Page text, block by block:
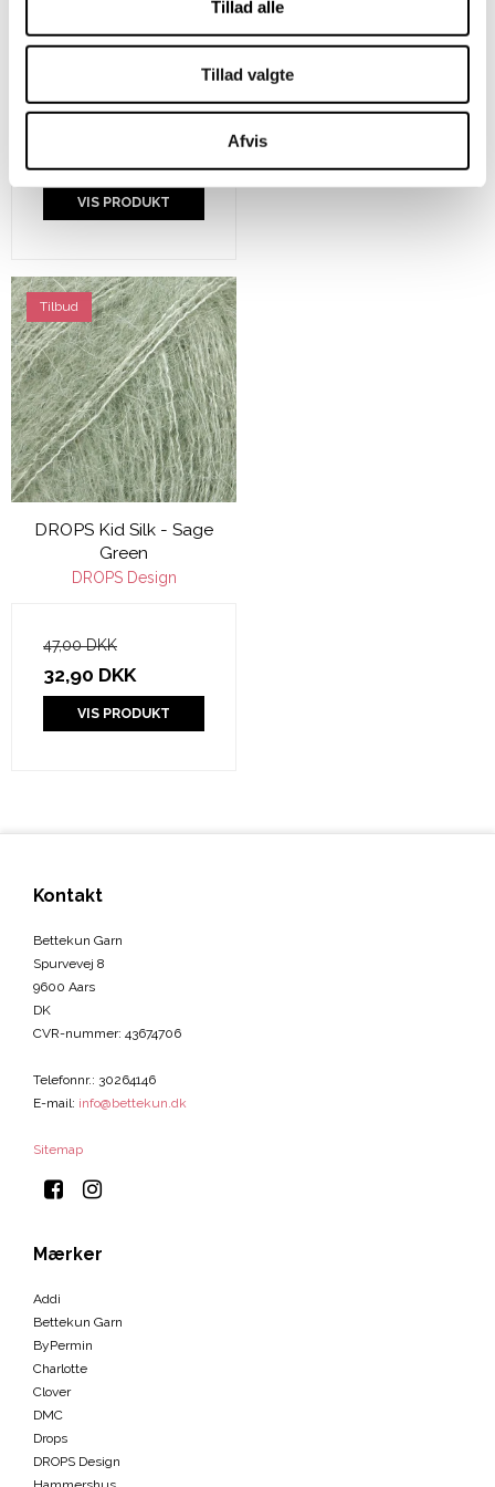
Tillad alle
Tillad valgte
Afvis
Karen Klarbæk 8/4 -
20,00 DKK
VIS PRODUKT
Tilbud
DROPS Kid Silk - Sage
Green
DROPS Design
47,00 DKK
32,90 DKK
VIS PRODUKT
Kontakt
Bettekun Garn
Spurvevej 8
9600 Aars
DK
CVR-nummer: 43674706
Telefonnr.: 30264146
E-mail: info@bettekun.dk
Sitemap
Mærker
Addi
Bettekun Garn
ByPermin
Charlotte
Clover
DMC
Drops
DROPS Design